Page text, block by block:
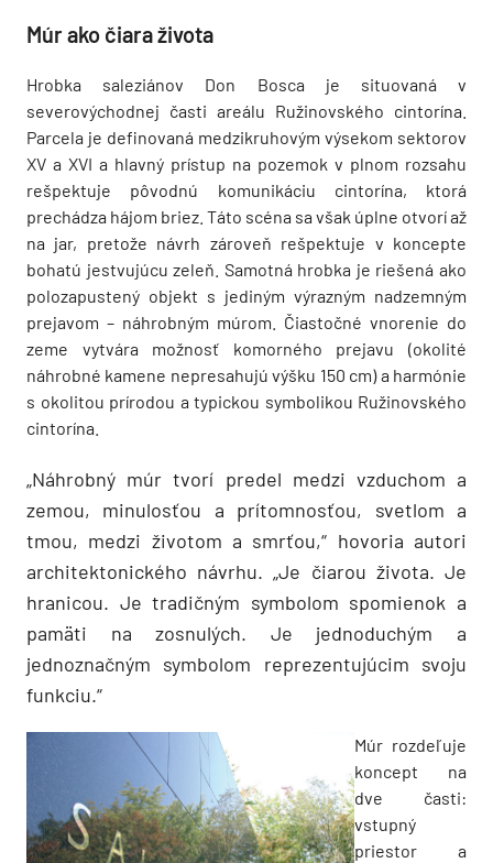
Múr ako čiara života
Hrobka saleziánov Don Bosca je situovaná v
severovýchodnej časti areálu Ružinovského cintorína.
Parcela je definovaná medzikruhovým výsekom sektorov
XV a XVI a hlavný prístup na pozemok v plnom rozsahu
rešpektuje pôvodnú komunikáciu cintorína, ktorá
prechádza hájom briez. Táto scéna sa však úplne otvorí až
na jar, pretože návrh zároveň rešpektuje v koncepte
bohatú jestvujúcu zeleň. Samotná hrobka je riešená ako
polozapustený objekt s jediným výrazným nadzemným
prejavom – náhrobným múrom. Čiastočné vnorenie do
zeme vytvára možnosť komorného prejavu (okolité
náhrobné kamene nepresahujú výšku 150 cm) a harmónie
s okolitou prírodou a typickou symbolikou Ružinovského
cintorína.
„Náhrobný múr tvorí predel medzi vzduchom a
zemou, minulosťou a prítomnosťou, svetlom a
tmou, medzi životom a smrťou,“ hovoria autori
architektonického návrhu. „Je čiarou života. Je
hranicou. Je tradičným symbolom spomienok a
pamäti na zosnulých. Je jednoduchým a
jednoznačným symbolom reprezentujúcim svoju
funkciu.“
Múr rozdeľuje
koncept na
dve časti:
vstupný
priestor a